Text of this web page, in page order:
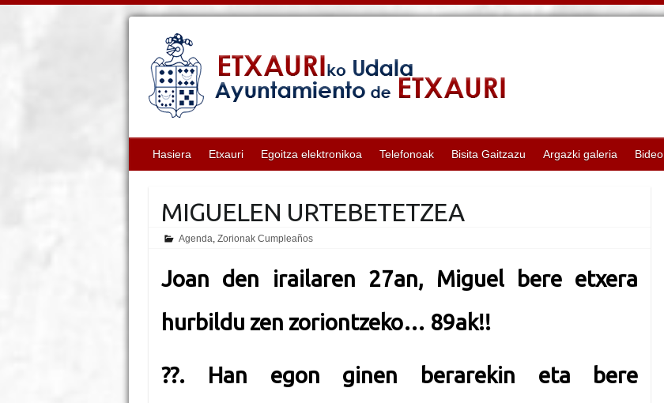
Hasiera Etxauri Egoitza elektronikoa Telefonoak Bisita Gaitzazu Argazki galeria Bideo
MIGUELEN URTEBETETZEA
Agenda, Zorionak Cumpleaños
Joan den irailaren 27an, Miguel bere etxera
hurbildu zen zoriontzeko… 89ak!!
??. Han egon ginen berarekin eta bere